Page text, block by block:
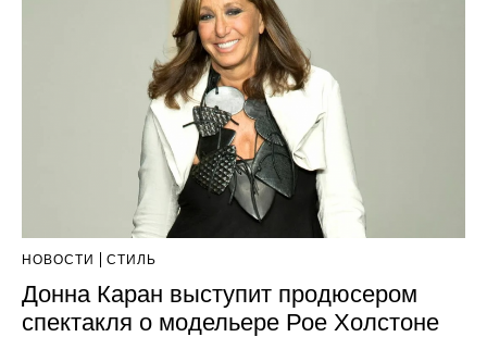
НОВОСТИ СТИЛЬ
Донна Каран выступит продюсером
спектакля о модельере Рое Холстоне